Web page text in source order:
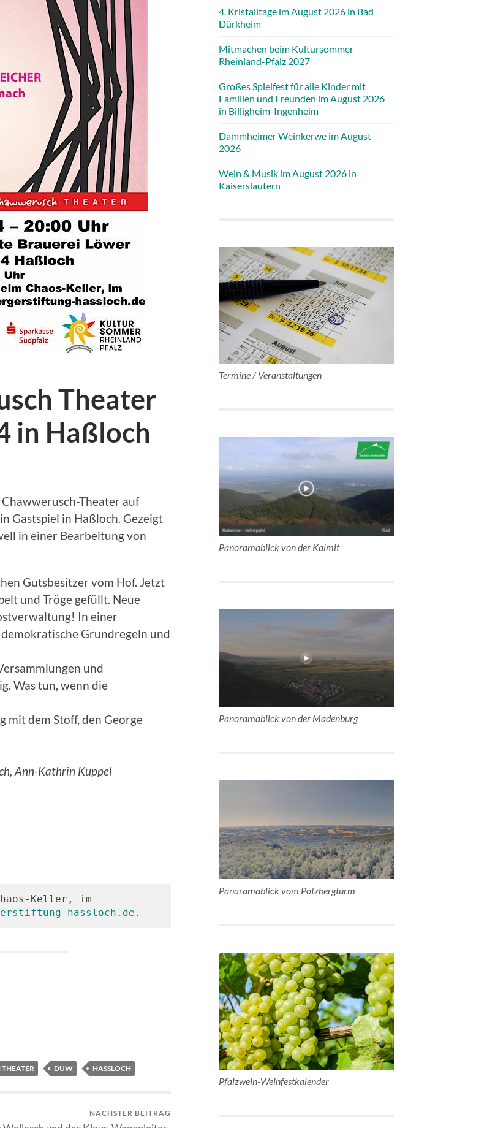
Theater
in Haßloch
Theater auf
Gastspiel in Haßloch. Gezeigt
in einer Bearbeitung von
Gutsbesitzer vom Hof. Jetzt
und Tröge gefüllt. Neue
In einer
Grundregeln und
und
Was tun, wenn die
mit dem Stoff, den George
Ann-Kathrin Kuppel
Keller, im
hassloch.de .
DÜW HASSLOCH
NÄCHSTER BEITRAG
4. Kristalltage im August 2026 in Bad
Dürkheim
Mitmachen beim Kultursommer
Rheinland-Pfalz 2027
Großes Spielfest für alle Kinder mit
Familien und Freunden im August 2026
in Billigheim-Ingenheim
Dammheimer Weinkerwe im August
2026
Wein & Musik im August 2026 in
Kaiserslautern
Termine / Veranstaltungen
Panoramablick von der Kalmit
Panoramablick von der Madenburg
Panaramablick vom Potzbergturm
Pfalzwein-Weinfestkalender